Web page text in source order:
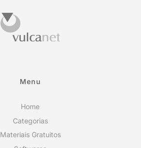
Menu
Home
Categorias
Materiais Gratuitos